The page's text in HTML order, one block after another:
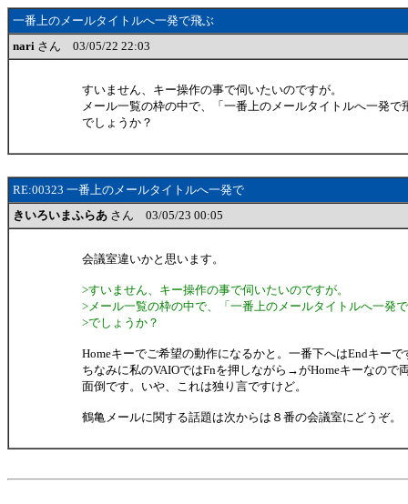
一番上のメールタイトルへ一発で飛ぶ
nari さん 03/05/22 22:03
すいません、キー操作の事で伺いたいのですが。
メール一覧の枠の中で、「一番上のメールタイトルへ一発で
でしょうか？
RE:00323 一番上のメールタイトルへ一発で
きいろいまふらあ さん 03/05/23 00:05
会議室違いかと思います。
>すいません、キー操作の事で伺いたいのですが。
>メール一覧の枠の中で、「一番上のメールタイトルへ一発
>でしょうか？
Homeキーでご希望の動作になるかと。一番下へはEndキーで
ちなみに私のVAIOではFnを押しながら→がHomeキーなので
面倒です。いや、これは独り言ですけど。
鶴亀メールに関する話題は次からは８番の会議室にどうぞ。